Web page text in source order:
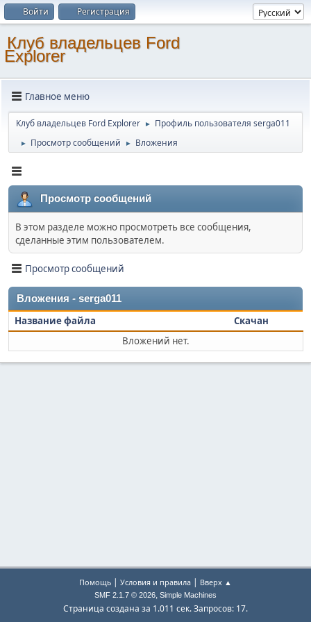
Войти Регистрация
Клуб владельцев Ford
Explorer
Главное меню
Клуб владельцев Ford Explorer ► Профиль пользователя serga011
► Просмотр сообщений ► Вложения
Просмотр сообщений
В этом разделе можно просмотреть все сообщения,
сделанные этим пользователем.
Просмотр сообщений
Вложения - serga011
Название файла
Скачан
Вложений нет.
Помощь | Условия и правила | Вверх ▲
SMF 2.1.7 © 2026, Simple Machines
Страница создана за 1.011 сек. Запросов: 17.